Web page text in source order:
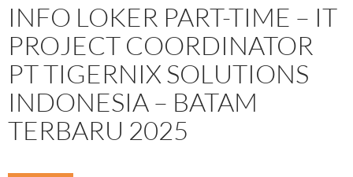
INFO LOKER PART-TIME – IT
PROJECT COORDINATOR
PT TIGERNIX SOLUTIONS
INDONESIA – BATAM
TERBARU 2025